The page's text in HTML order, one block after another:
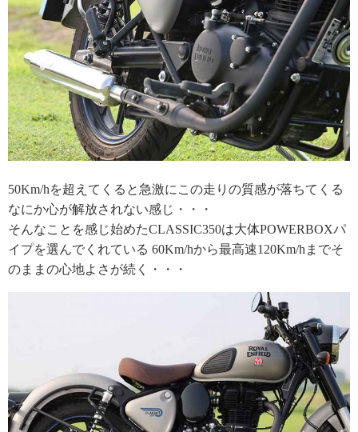
50Km/hを超えてくると急激にこの走りの質感が落ちてくる
なにか心が解放されない感じ・・・
そんなことを感じ始めたCLASSIC350は大体POWERBOXパ
イプを選んでくれている 60Km/hから最高速120Km/hまでそ
のままの心地よさが続く・・・